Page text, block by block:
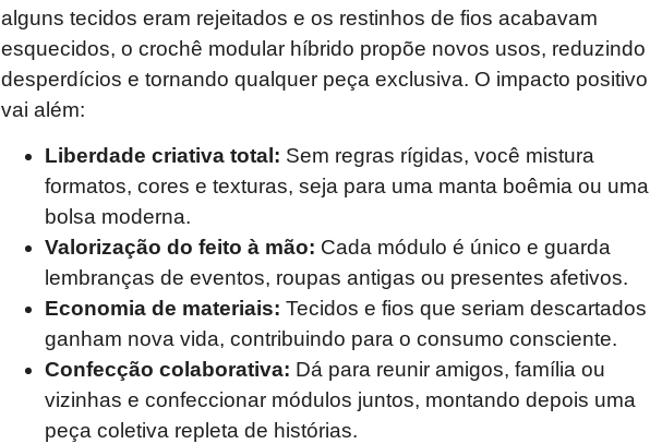
alguns tecidos eram rejeitados e os restinhos de fios acabavam
esquecidos, o crochê modular híbrido propõe novos usos, reduzindo
desperdícios e tornando qualquer peça exclusiva. O impacto positivo
vai além:
Liberdade criativa total: Sem regras rígidas, você mistura
formatos, cores e texturas, seja para uma manta boêmia ou uma
bolsa moderna.
Valorização do feito à mão: Cada módulo é único e guarda
lembranças de eventos, roupas antigas ou presentes afetivos.
Economia de materiais: Tecidos e fios que seriam descartados
ganham nova vida, contribuindo para o consumo consciente.
Confecção colaborativa: Dá para reunir amigos, família ou
vizinhas e confeccionar módulos juntos, montando depois uma
peça coletiva repleta de histórias.